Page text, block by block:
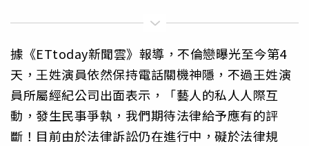
據《ETtoday新聞雲》報導，不倫戀曝光至今第4
天，王姓演員依然保持電話關機神隱，不過王姓演
員所屬經紀公司出面表示，「藝人的私人人際互
動，發生民事爭執，我們期待法律給予應有的評
斷！目前由於法律訴訟仍在進行中，礙於法律規